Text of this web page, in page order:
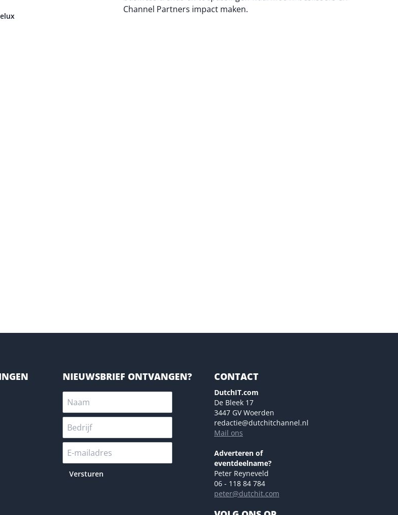
Channel Partners impact maken.
NIEUWSBRIEF ONTVANGEN?
Versturen
CONTACT
DutchIT.com
De Bleek 17
3447 GV Woerden
redactie@dutchitchannel.nl
Mail ons
Adverteren of
eventdeelname?
Peter Reyneveld
06 - 118 84 784
peter@dutchit.com